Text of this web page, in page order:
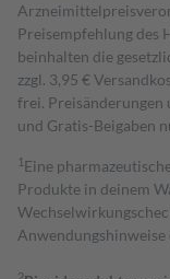
Preisempfehlung des
beinhalten die
zzgl. 3,95 €
frei.
und Gratis-Beigaben
1 Eine
Produkte in deinem
Anwendungshinweise